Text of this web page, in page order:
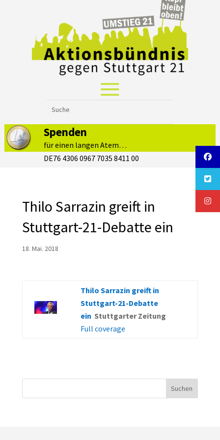
Spenden
für einen langen Atem…
DE76 4306 0967 7035 8411 00
Thilo Sarrazin greift in
Stuttgart-21-Debatte ein
18. Mai. 2018
Thilo Sarrazin greift in
Stuttgart-21-Debatte
ein Stuttgarter Zeitung
Full coverage
Suchen